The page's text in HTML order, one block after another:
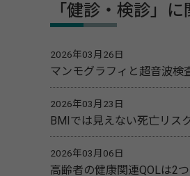
「健診・検診」
2026年03月26日
マンモグラフィと超音波検
2026年03月23日
BMIでは見えない死亡リ
2026年03月06日
高齢者の健康関連QOLは2